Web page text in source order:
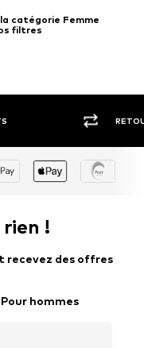
catégorie Femme
filtres
LARGE
!
recevez des offres
Pour hommes